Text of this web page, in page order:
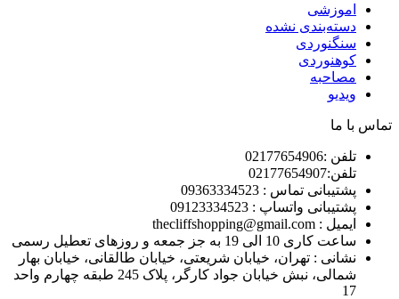
اموزشی
دسته‌بندی نشده
سنگنوردی
کوهنوردی
مصاحبه
ویدیو
تماس با ما
تلفن :02177654906
تلفن:02177654907
پشتیبانی تماس : 09363334523
پشتیبانی واتساپ : 09123334523
ايميل : thecliffshopping@gmail.com
ساعت کاری 10 الی 19 به جز جمعه و روزهای تعطیل رسمی
نشانی : تهران، خیابان شریعتی، خیابان طالقانی، خیابان بهار
شمالی، نبش خیابان جواد کارگر، پلاک 245 طبقه چهارم واحد
17